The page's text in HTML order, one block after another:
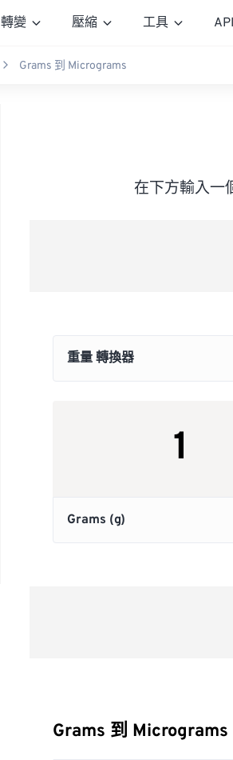
轉變 壓縮 工具 API
Grams 到 Micrograms
在下方輸入一
Grams 到 Micrograms